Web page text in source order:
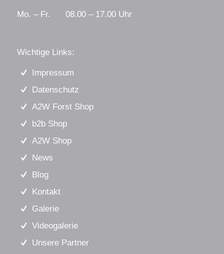
Mo. – Fr. 08.00 – 17.00 Uhr
Wichtige Links:
Impressum
Datenschutz
A2W Forst Shop
b2b Shop
A2W Shop
News
Blog
Kontakt
Galerie
Videogalerie
Unsere Partner